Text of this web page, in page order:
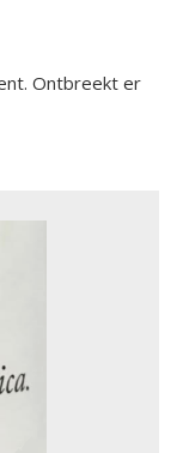
Ontbreekt er